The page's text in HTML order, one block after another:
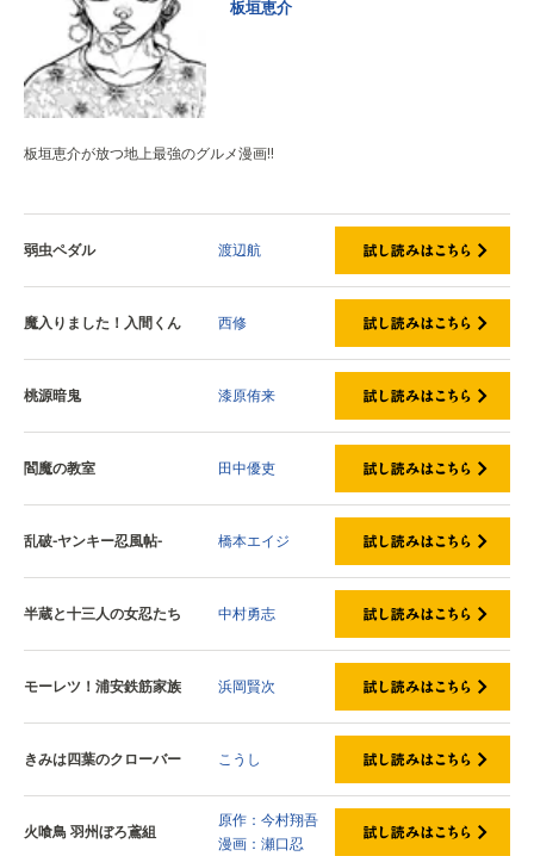
板垣恵介
板垣恵介が放つ地上最強のグルメ漫画!!
弱虫ペダル 渡辺航
魔入りました！入間くん 西修
桃源暗鬼 漆原侑来
閻魔の教室 田中優吏
乱破-ヤンキー忍風帖- 橋本エイジ
半蔵と十三人の女忍たち 中村勇志
モーレツ！浦安鉄筋家族 浜岡賢次
きみは四葉のクローバー こうし
火喰鳥 羽州ぼろ鳶組
原作：今村翔吾
漫画：瀬口忍